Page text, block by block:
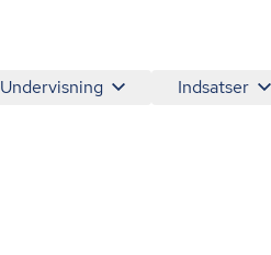
Undervisning Indsatser